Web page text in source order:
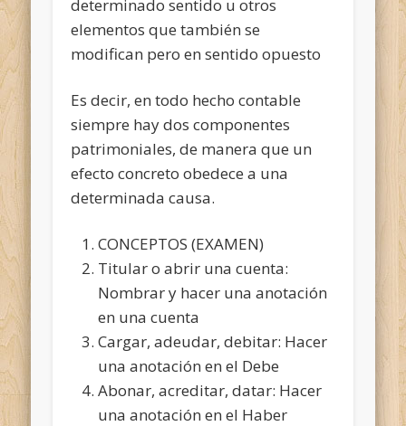
determinado sentido u otros
elementos que también se
modifican pero en sentido opuesto
Es decir, en todo hecho contable
siempre hay dos componentes
patrimoniales, de manera que un
efecto concreto obedece a una
determinada causa.
CONCEPTOS (EXAMEN)
Titular o abrir una cuenta:
Nombrar y hacer una anotación
en una cuenta
Cargar, adeudar, debitar: Hacer
una anotación en el Debe
Abonar, acreditar, datar: Hacer
una anotación en el Haber